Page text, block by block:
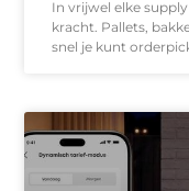
In vrijwel elke
kracht. Pallets,
snel je kunt